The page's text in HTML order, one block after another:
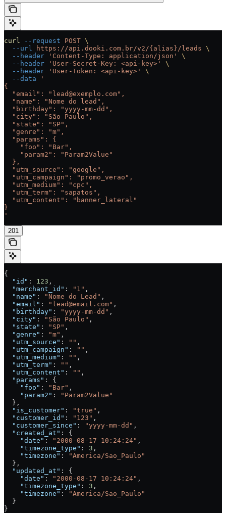
curl --request POST \
  --url
https://api.dooki.com.br/v2/{alias}/leads \
  --header
'Content-Type: application/json'
\
  --header
'User-Secret-Key: <api-key>'
\
  --header
'User-Token: <api-key>'
\
  --data
'
{
  "email": "lead@exemplo.com",
  "name": "Nome do lead",
  "birthday": "yyyy-mm-dd",
  "city": "São Paulo",
  "state": "SP",
  "genre": "m",
  "params": {
    "foo": "Bar",
    "param2": "Param2Value"
  },
  "utm_source": "google",
  "utm_campaign": "promo_verao",
  "utm_medium": "cpc",
  "utm_term": "sapatos",
  "utm_content": "banner_lateral"
}
'
201
{
  "id"
: 123 ,
  "merchant_id"
: "1" ,
  "name"
: "Nome do Lead" ,
  "email"
: "lead@email.com" ,
  "birthday"
: "yyyy-mm-dd" ,
  "city"
: "São Paulo" ,
  "state"
: "SP" ,
  "genre"
: "m" ,
  "utm_source"
: "" ,
  "utm_campaign"
: "" ,
  "utm_medium"
: "" ,
  "utm_term"
: "" ,
  "utm_content"
: "" ,
  "params"
: {
    "foo"
: "Bar" ,
    "param2"
:
"Param2Value"
  },
  "is_customer"
: "true" ,
  "customer_id"
: "123" ,
  "customer_since"
: "yyyy-mm-dd" ,
  "created_at"
: {
    "date"
: "2000-08-17 10:24:24" ,
    "timezone_type"
: 3 ,
    "timezone"
:
"America/Sao_Paulo"
  },
  "updated_at"
: {
    "date"
: "2000-08-17 10:24:24" ,
    "timezone_type"
: 3 ,
    "timezone"
:
"America/Sao_Paulo"
  }
}